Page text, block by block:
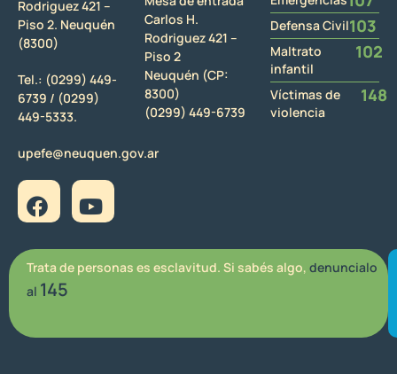
Rodriguez 421 –
Piso 2. Neuquén
(8300)
Tel.: (0299) 449-
6739 / (0299)
449-5333.
upefe@neuquen.gov.ar
Carlos H.
Rodriguez 421 –
Piso 2
Neuquén (CP:
8300)
(0299) 449-6739
Defensa Civil103
Maltrato
infantil
102
Víctimas de
violencia
148
Trata de personas es esclavitud. Si sabés algo, denuncialo
al 145